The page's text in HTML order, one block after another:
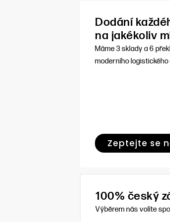
Dodání
na jakékoliv
Máme 3 sklady a 6
moderního
Zeptejte se
100% český
Výběrem nás volíte